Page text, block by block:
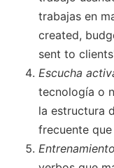
trabajas en
created,
sent to
Escucha
tecnología o
la estructura
frecuente que